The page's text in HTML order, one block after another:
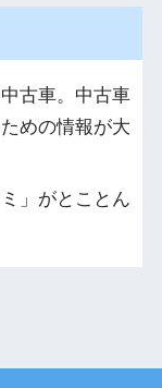
古車。中古車
めの情報が大
」がとことん